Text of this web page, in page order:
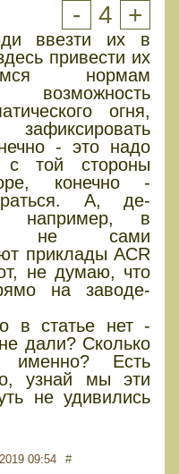
- 4 +
ввезти их в
привести их
нормам
возможность
огня,
- это надо
с той стороны
конечно -
А, де-
например, в
не сами
приклады ACR
не думаю, что
на заводе-
в статье нет -
дали? Сколько
именно? Есть
узнай мы эти
не удивились
09:54 #